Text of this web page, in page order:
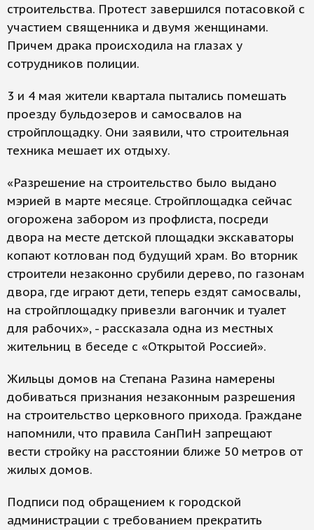
строительства. Протест завершился потасовкой с
участием священника и двумя женщинами.
Причем драка происходила на глазах у
сотрудников полиции.
3 и 4 мая жители квартала пытались помешать
проезду бульдозеров и самосвалов на
стройплощадку. Они заявили, что строительная
техника мешает их отдыху.
«Разрешение на строительство было выдано
мэрией в марте месяце. Стройплощадка сейчас
огорожена забором из профлиста, посреди
двора на месте детской площадки экскаваторы
копают котлован под будущий храм. Во вторник
строители незаконно срубили дерево, по газонам
двора, где играют дети, теперь ездят самосвалы,
на стройплощадку привезли вагончик и туалет
для рабочих», - рассказала одна из местных
жительниц в беседе с «Открытой Россией».
Жильцы домов на Степана Разина намерены
добиваться признания незаконным разрешения
на строительство церковного прихода. Граждане
напомнили, что правила СанПиН запрещают
вести стройку на расстоянии ближе 50 метров от
жилых домов.
Подписи под обращением к городской
администрации с требованием прекратить